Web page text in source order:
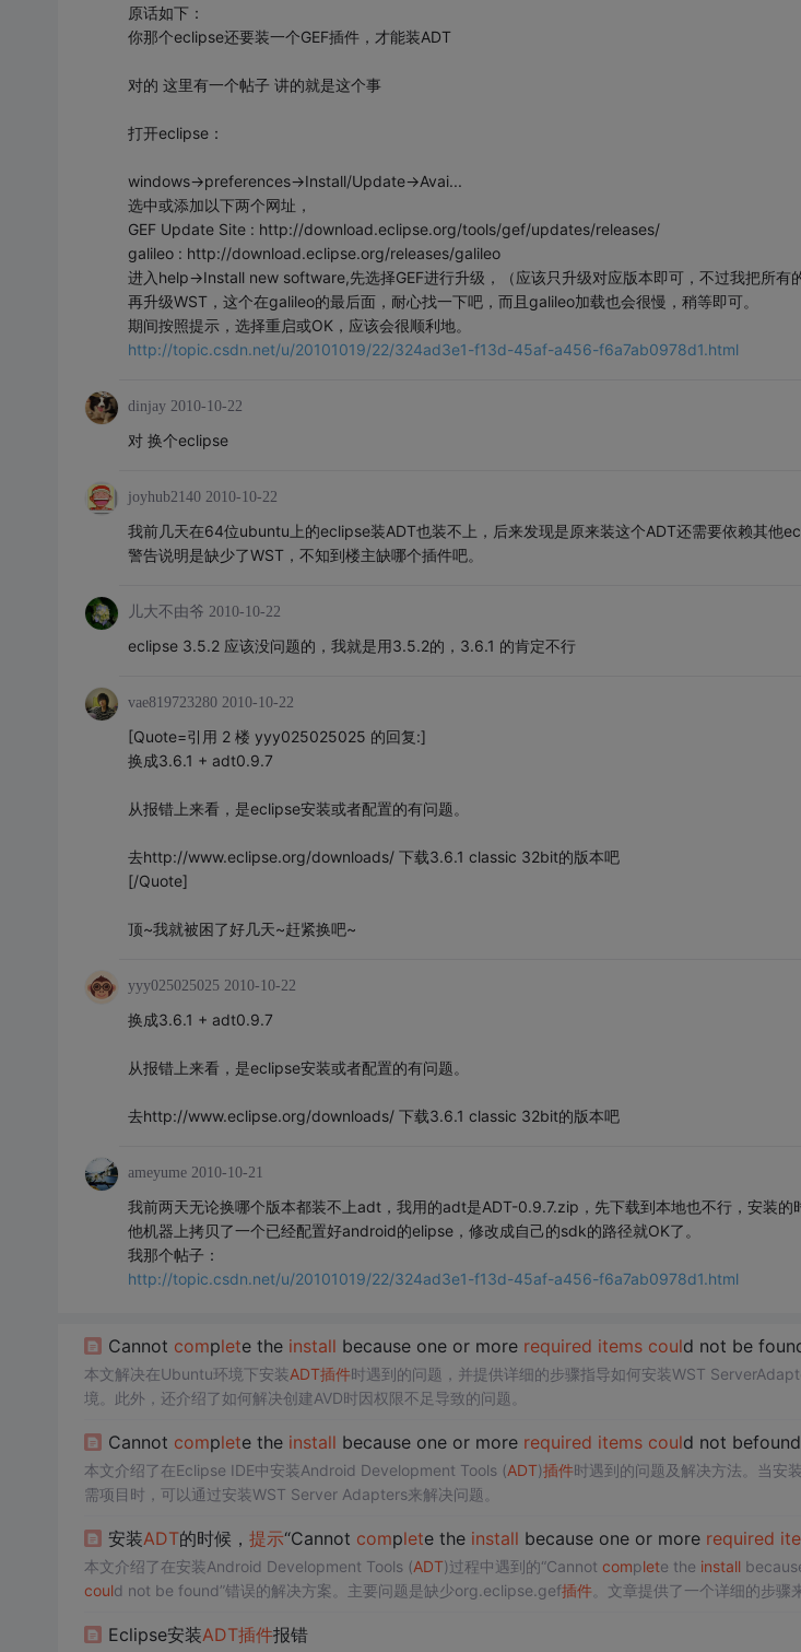
原话如下：
你那个eclipse还要装一个GEF插件，才能装ADT
对的 这里有一个帖子 讲的就是这个事
打开eclipse：
windows->preferences->Install/Update->Avai...
选中或添加以下两个网址，
GEF Update Site : http://download.eclipse.org/tools/gef/updates/releases/
galileo : http://download.eclipse.org/releases/galileo
进入help->Install new software,先选择GEF进行升级，（应该只升级对应版本即可，不过我把所有
再升级WST，这个在galileo的最后面，耐心找一下吧，而且galileo加载也会很慢，稍等即可。
期间按照提示，选择重启或OK，应该会很顺利地。
http://topic.csdn.net/u/20101019/22/324ad3e1-f13d-45af-a456-f6a7ab0978d1.html
dinjay 2010-10-22
对 换个eclipse
joyhub2140 2010-10-22
我前几天在64位ubuntu上的eclipse装ADT也装不上，后来发现是原来装这个ADT还需要依赖其他
警告说明是缺少了WST，不知到楼主缺哪个插件吧。
儿大不由爷 2010-10-22
eclipse 3.5.2 应该没问题的，我就是用3.5.2的，3.6.1 的肯定不行
vae819723280 2010-10-22
[Quote=引用 2 楼 yyy025025025 的回复:]
换成3.6.1 + adt0.9.7
从报错上来看，是eclipse安装或者配置的有问题。
去http://www.eclipse.org/downloads/ 下载3.6.1 classic 32bit的版本吧
[/Quote]
顶~我就被困了好几天~赶紧换吧~
yyy025025025 2010-10-22
换成3.6.1 + adt0.9.7
从报错上来看，是eclipse安装或者配置的有问题。
去http://www.eclipse.org/downloads/ 下载3.6.1 classic 32bit的版本吧
ameyume 2010-10-21
我前两天无论换哪个版本都装不上adt，我用的adt是ADT-0.9.7.zip，先下载到本地也不行，安装的
他机器上拷贝了一个已经配置好android的elipse，修改成自己的sdk的路径就OK了。
我那个帖子：
http://topic.csdn.net/u/20101019/22/324ad3e1-f13d-45af-a456-f6a7ab0978d1.html
Cannot complete the install because one or more required items could not be
本文解决在Ubuntu环境下安装ADT插件时遇到的问题，并提供详细的步骤指导如何安装WST
境。此外，还介绍了如何解决创建AVD时因权限不足导致的问题。
Cannot complete the install because one or more required items could not befound
本文介绍了在Eclipse IDE中安装Android Development Tools (ADT)插件时遇到的问题及解决方法。当安装
需项目时，可以通过安装WST Server Adapters来解决问题。
安装ADT的时候， 提示“Cannot complete the install because one or more required
本文介绍了在安装Android Development Tools (ADT)过程中遇到的“Cannot complete the install
could not be found”错误的解决方案。主要问题是缺少org.eclipse.gef插件。文章提供了一个详细的步骤
Eclipse安装ADT插件报错